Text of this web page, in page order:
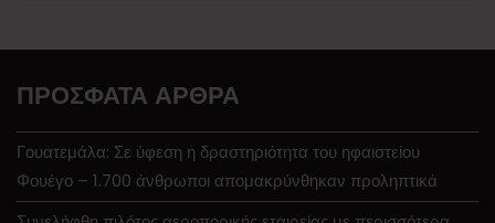
ΠΡΌΣΦΑΤΑ ΆΡΘΡΑ
Γουατεμάλα: Σε ύφεση η δραστηριότητα του ηφαιστείου
Φουέγο – 1.700 άνθρωποι απομακρύνθηκαν προληπτικά